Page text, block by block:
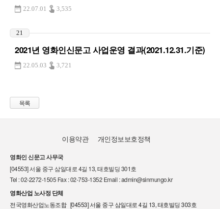
22.07.01 3,535
21
2021년 영화인신문고 사업운영 결과(2021.12.31.기준)
22.05.03 3,721
목록
이용약관 개인정보보호정책
영화인 신문고 사무국
[04553] 서울 중구 삼일대로 4길 13, 태호빌딩 301호
Tel : 02-2272-1505 Fax : 02-753-1352 Email : admin@sinmungo.kr
영화산업 노사정 단체
전국영화산업노동조합 [04553] 서울 중구 삼일대로 4길 13, 태호빌딩 303호